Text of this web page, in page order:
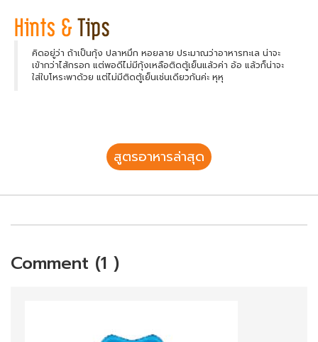
คิดอยู่ว่า ถ้าเป็นกุ้ง ปลาหมึก หอยลาย ประมาณว่าอาหารทะเล น่าจะ
เข้ากว่าไส้กรอก แต่พอดีไม่มีกุ้งเหลือติดตู้เย็นแล้วค่า อ้อ แล้วก็น่าจะ
ใส่ใบโหระพาด้วย แต่ไม่มีติดตู้เย็นเช่นเดียวกันค่ะ หุหุ
สูตรอาหารล่าสุด
Comment (1 )